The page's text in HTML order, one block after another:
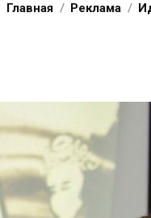
Главная Реклама